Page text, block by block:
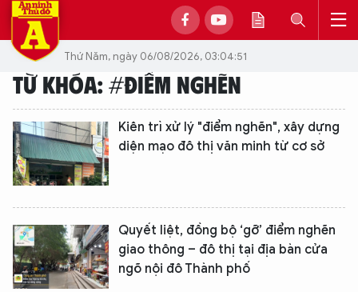
Thứ Năm, ngày 06/08/2026, 03:04:51
TỪ KHÓA: #ĐIỂM NGHẼN
Kiên trì xử lý "điểm nghẽn", xây dựng
diện mạo đô thị văn minh từ cơ sở
Quyết liệt, đồng bộ ‘gỡ’ điểm nghẽn
giao thông – đô thị tại địa bàn cửa
ngõ nội đô Thành phố